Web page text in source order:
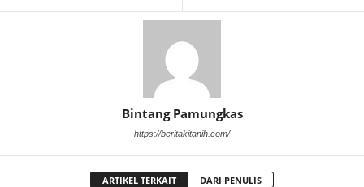
Bintang Pamungkas
https://beritakitanih.com/
ARTIKEL TERKAIT DARI PENULIS